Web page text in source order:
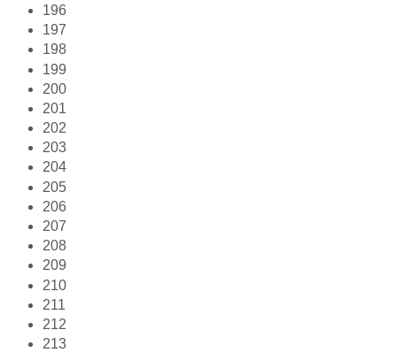
196
197
198
199
200
201
202
203
204
205
206
207
208
209
210
211
212
213